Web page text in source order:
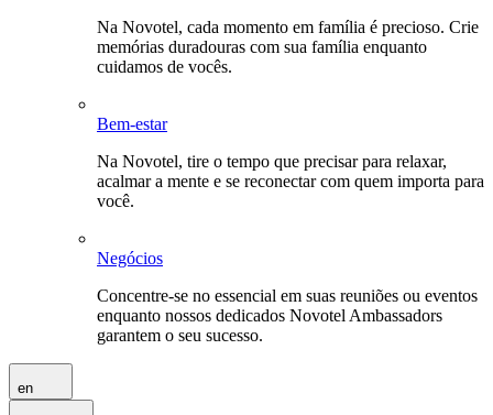
Na Novotel, cada momento em família é precioso. Crie
memórias duradouras com sua família enquanto
cuidamos de vocês.
Bem-estar
Na Novotel, tire o tempo que precisar para relaxar,
acalmar a mente e se reconectar com quem importa para
você.
Negócios
Concentre-se no essencial em suas reuniões ou eventos
enquanto nossos dedicados Novotel Ambassadors
garantem o seu sucesso.
en